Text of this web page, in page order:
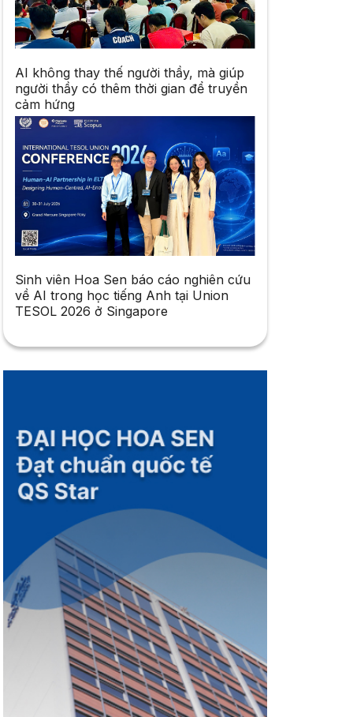
AI không thay thế người thầy, mà giúp
người thầy có thêm thời gian để truyền
cảm hứng
Sinh viên Hoa Sen báo cáo nghiên cứu
về AI trong học tiếng Anh tại Union
TESOL 2026 ở Singapore